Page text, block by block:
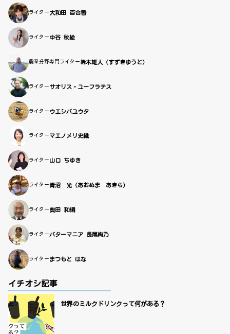
ライター 大和田 百合香
ライター 中谷 秋絵
農業分野専門ライター 鈴木雄人（すずきゆうと）
ライター サオリス・ユーフラテス
ライター ウエシバユウタ
ライター マエノメリ史織
ライター 山口 ちゆき
ライター 青沼 光（あおぬま あきら）
ライター 奥田 和綱
ライター バターマニア 長尾絢乃
ライター まつもと はな
イチオシ記事
世界のミルクドリンクって何がある？